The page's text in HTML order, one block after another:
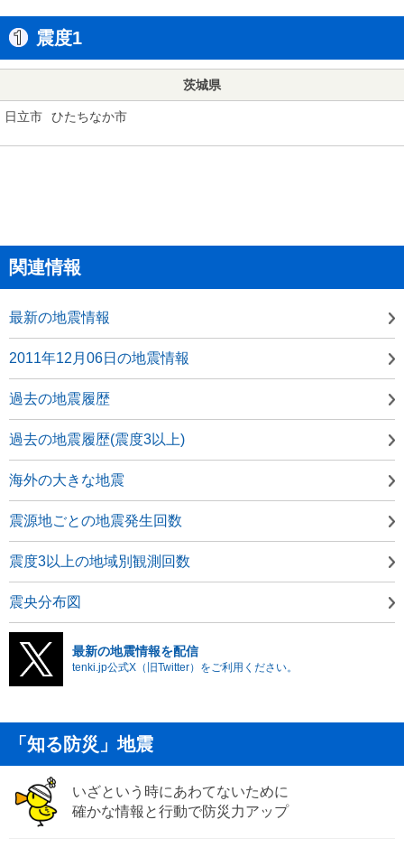
震度1
茨城県
日立市 ひたちなか市
関連情報
最新の地震情報
2011年12月06日の地震情報
過去の地震履歴
過去の地震履歴(震度3以上)
海外の大きな地震
震源地ごとの地震発生回数
震度3以上の地域別観測回数
震央分布図
最新の地震情報を配信
tenki.jp公式X（旧Twitter）をご利用ください。
「知る防災」地震
いざという時にあわてないために
確かな情報と行動で防災力アップ